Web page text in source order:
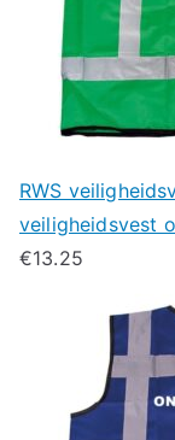
RWS
veiligheidsvest
€13.25